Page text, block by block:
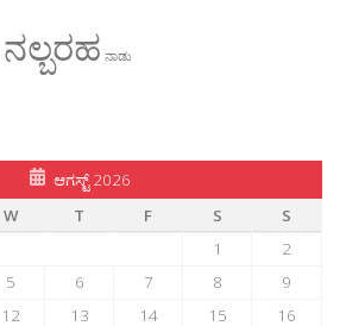
ನಲ್ಬರಹ ನಾಡು
ಆಗಸ್ಟ್ 2026
W T F S
S
1
2
5 6 7 8
9
12 13 14 15
16